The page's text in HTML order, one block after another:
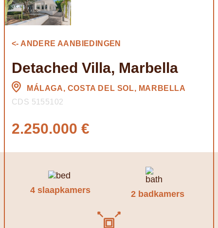
<- ANDERE AANBIEDINGEN
Detached Villa, Marbella
MÁLAGA, COSTA DEL SOL, MARBELLA
CDS 5155102
2.250.000 €
4 slaapkamers 2 badkamers